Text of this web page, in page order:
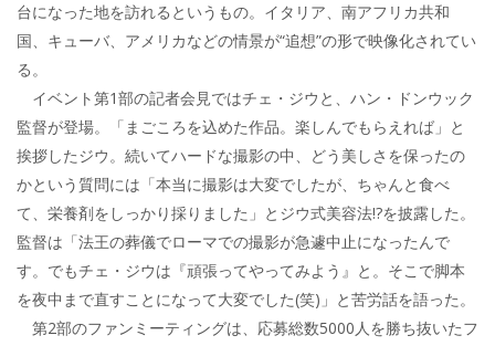
台になった地を訪れるというもの。イタリア、南アフリカ共和
国、キューバ、アメリカなどの情景が“追想”の形で映像化されてい
る。
イベント第1部の記者会見ではチェ・ジウと、ハン・ドンウック
監督が登場。「まごころを込めた作品。楽しんでもらえれば」と
挨拶したジウ。続いてハードな撮影の中、どう美しさを保ったの
かという質問には「本当に撮影は大変でしたが、ちゃんと食べ
て、栄養剤をしっかり採りました」とジウ式美容法!?を披露した。
監督は「法王の葬儀でローマでの撮影が急遽中止になったんで
す。でもチェ・ジウは『頑張ってやってみよう』と。そこで脚本
を夜中まで直すことになって大変でした(笑)」と苦労話を語った。
第2部のファンミーティングは、応募総数5000人を勝ち抜いたフ